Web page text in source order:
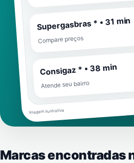
Supergasbras * • 31 min
Compare preços
Consigaz * • 38 min
Atende seu bairro
Imagem ilustrativa
Marcas encontradas